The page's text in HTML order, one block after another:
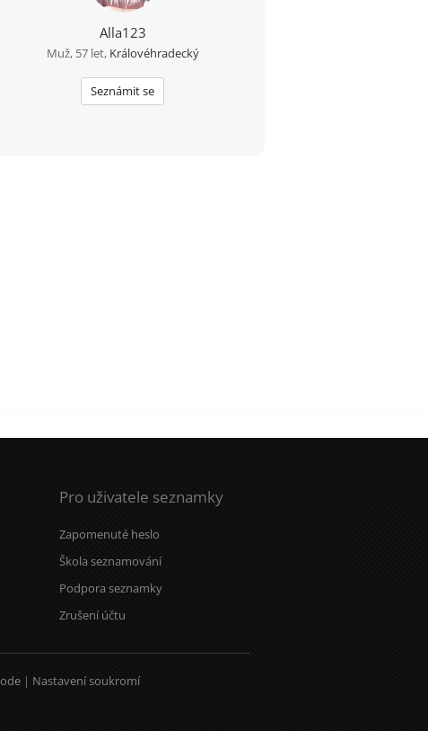
Alla123
Muž, 57 let, Královéhradecký
Seznámit se
Pro uživatele seznamky
Zapomenuté heslo
Škola seznamování
Podpora seznamky
Zrušení účtu
| Nastavení soukromí